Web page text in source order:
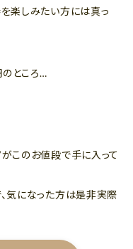
楽しみたい方には真っ
ところ…
このお値段で手に入って
気になった方は是非実際